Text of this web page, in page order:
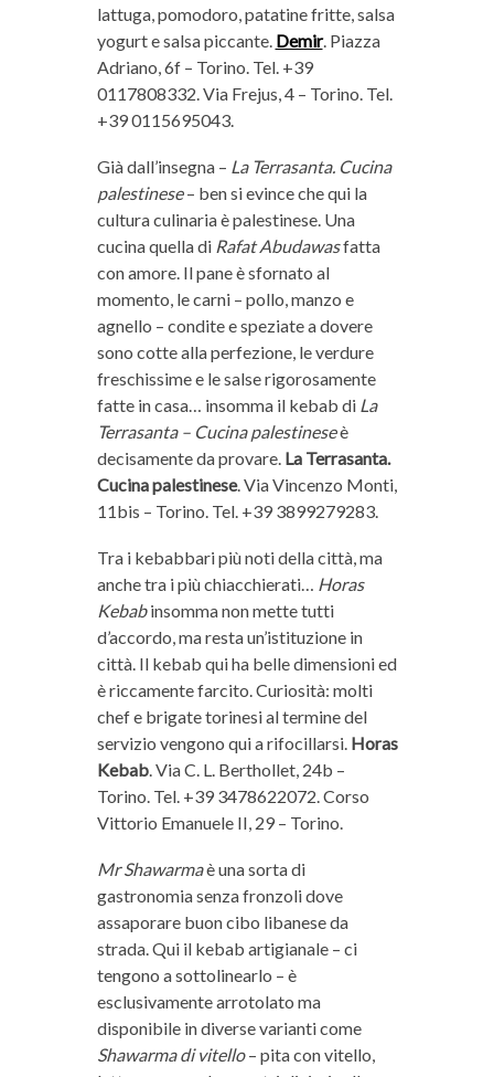
lattuga, pomodoro, patatine fritte, salsa
yogurt e salsa piccante. Demir. Piazza
Adriano, 6f – Torino. Tel. +39
0117808332. Via Frejus, 4 – Torino. Tel.
+39 0115695043.
Già dall’insegna – La Terrasanta. Cucina
palestinese– ben si evince che qui la
cultura culinaria è palestinese. Una
cucina quella di Rafat Abudawasfatta
con amore. Il pane è sfornato al
momento, le carni – pollo, manzo e
agnello – condite e speziate a dovere
sono cotte alla perfezione, le verdure
freschissime e le salse rigorosamente
fatte in casa… insomma il kebab di La
Terrasanta – Cucina palestineseè
decisamente da provare. La Terrasanta.
Cucina palestinese. Via Vincenzo Monti,
11bis – Torino. Tel. +39 3899279283.
Tra i kebabbari più noti della città, ma
anche tra i più chiacchierati… Horas
Kebabinsomma non mette tutti
d’accordo, ma resta un’istituzione in
città. Il kebab qui ha belle dimensioni ed
è riccamente farcito. Curiosità: molti
chef e brigate torinesi al termine del
servizio vengono qui a rifocillarsi. Horas
Kebab. Via C. L. Berthollet, 24b –
Torino. Tel. +39 3478622072. Corso
Vittorio Emanuele II, 29 – Torino.
Mr Shawarmaè una sorta di
gastronomia senza fronzoli dove
assaporare buon cibo libanese da
strada. Qui il kebab artigianale – ci
tengono a sottolinearlo – è
esclusivamente arrotolato ma
disponibile in diverse varianti come
Shawarma di vitello– pita con vitello,